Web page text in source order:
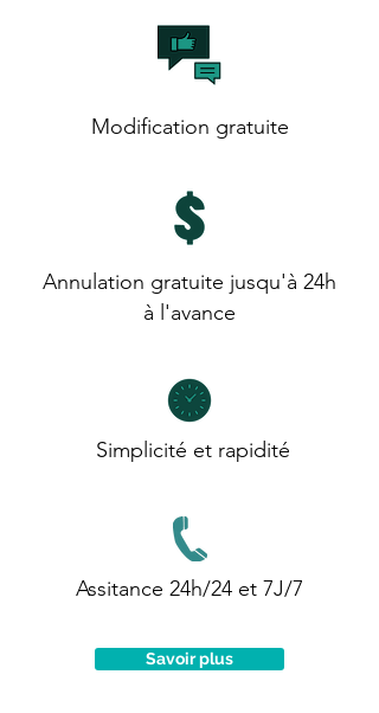
Modification gratuite
Annulation gratuite jusqu'à 24h
à l'avance
Simplicité et rapidité
Assitance 24h/24 et 7J/7
Savoir plus